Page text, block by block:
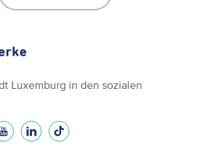
Luxemburg in den sozialen